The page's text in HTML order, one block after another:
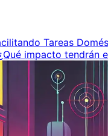
Tareas
impacto tendrán